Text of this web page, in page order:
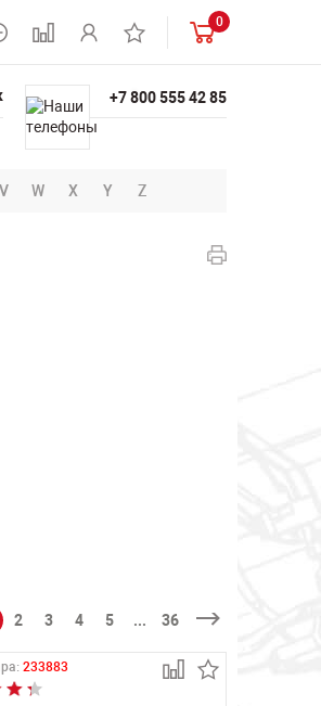
0
+7 800 555 42 85
V W X Y Z
2 3 4 5 ... 36
233883